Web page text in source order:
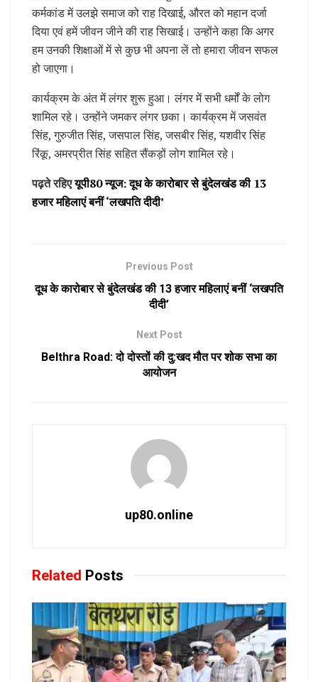
कर्मकांड में उलझे समाज को राह दिखाई, औरत को महान दर्जा
दिया एवं हमें जीवन जीने की राह सिखाई। उन्होंने कहा कि अगर
हम उनकी शिक्षाओं में से कुछ भी अपना लें तो हमारा जीवन सफल
हो जाएगा।
कार्यक्रम के अंत में लंगर शुरू हुआ। लंगर में सभी धर्मों के लोग
शामिल रहे। उन्होंने जमकर लंगर छका। कार्यक्रम में जसवंत
सिंह, गुरुजीत सिंह, जसपाल सिंह, जसबीर सिंह, यशवीर सिंह
रिंकू, अमरप्रीत सिंह सहित सैंकड़ों लोग शामिल रहे।
पढ़ते रहिएयूपी80 न्यूज: दूध के कारोबार से बुंदेलखंड की 13
हजार महिलाएं बनीं ‘लखपति दीदी’
Previous Post
दूध के कारोबार से बुंदेलखंड की 13 हजार महिलाएं बनीं ‘लखपति
दीदी’
Next Post
Belthra Road: दो दोस्तों की दु:खद मौत पर शोक सभा का
आयोजन
up80.online
Related Posts